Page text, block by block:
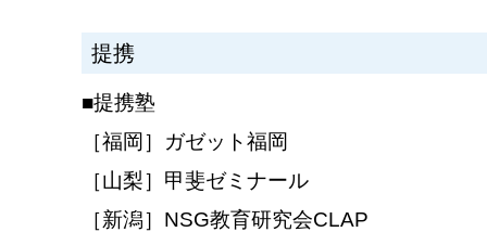
提携
■提携塾
［福岡］ガゼット福岡
［山梨］甲斐ゼミナール
［新潟］NSG教育研究会CLAP